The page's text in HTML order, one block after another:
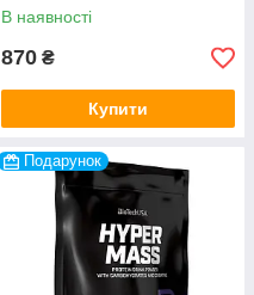
В наявності
870 ₴
Купити
Подарунок